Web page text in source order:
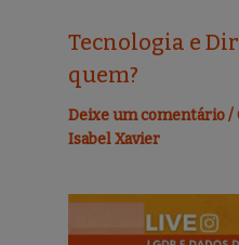
Tecnologia e
quem?
Deixe um comentário /
Isabel Xavier